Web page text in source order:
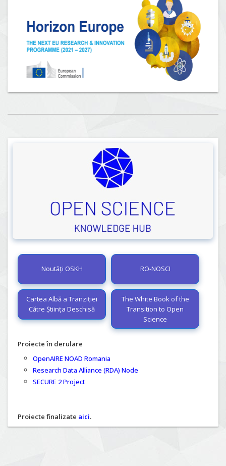
Noutăți OSKH RO-NOSCI
Cartea Albă a Tranziției
Către Știința Deschisă
The White Book of the
Transition to Open
Science
Proiecte în derulare
OpenAIRE NOAD Romania
Research Data Alliance (RDA) Node
SECURE 2 Project
Proiecte finalizate aici.